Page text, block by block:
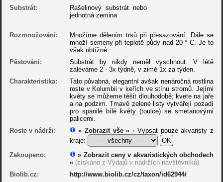
Substrát:
Rašelinový substrát nebo
jednotná zemina
Rozmnožování:
Množíme dělením trsů při přesazování. Dále se
množí semeny při teplotě půdy nad 20 ° C. Je to
však obtížné.
Pěstování:
Substrát by nikdy neměl vyschnout. V létě
zaléváme 2 - 3x týdně, v zimě 1x za týden.
Charakteristika:
Tato půvabná, elegantní avšak nenáročná rostlina
roste v Kolumbii v keřích ve stínu stromů. Jejími
květy se můžeme těšit dlouhodobě; kvete na jaře
a na podzim. Tmavě zelené listy vytvářejí pozadí
pro spanilé bílé květy (toulce) se smetanovými
palicemi.
Roste v nádrži:
» Zobrazit vše « •Vypsat pouze akvaristy z
kraje:
Zakoupeno:
» Zobrazit ceny v akvaristických obchodech
« (získáno z Výdajů v nádržích návštěvníků)
Biolib.cz:
http://www.biolib.cz/cz/taxon/id62944/